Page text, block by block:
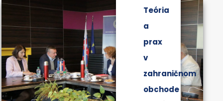
Teória
a
prax
v
zahraničnom
obchode